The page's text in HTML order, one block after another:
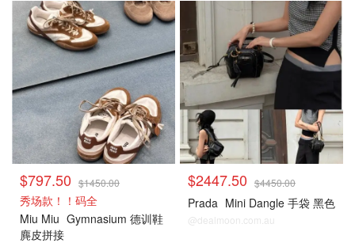
$797.50 $1450.00
秀场款！！码全
Miu Miu Gymnasium 德训鞋
麂皮拼接
$2447.50 $4450.00
Prada Mini Dangle 手袋 黑色
@dealmoon.com.au